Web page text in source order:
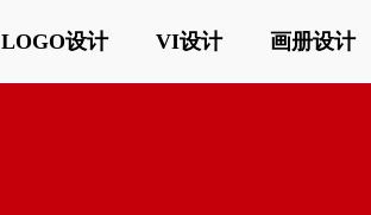
LOGO设计 VI设计 画册设计